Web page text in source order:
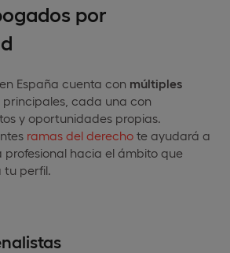
por
España cuenta con múltiples
principales, cada una con
y oportunidades propias.
ramas del derecho te ayudará a
hacia el ámbito que
tu perfil.